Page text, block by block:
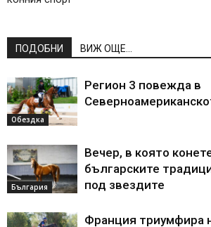
ПОДОБНИ ВИЖ ОЩЕ...
Обездка
Регион 3 повежда в
България
Вечер, в която
българските
под звездите
Франция триумфира